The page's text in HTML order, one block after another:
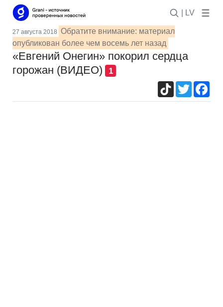
| LV
27 августа 2018 Обратите внимание: материал
опубликован более чем восемь лет назад
«Евгений Онегин» покорил сердца
горожан (ВИДЕО)
1
TikTokTwitter